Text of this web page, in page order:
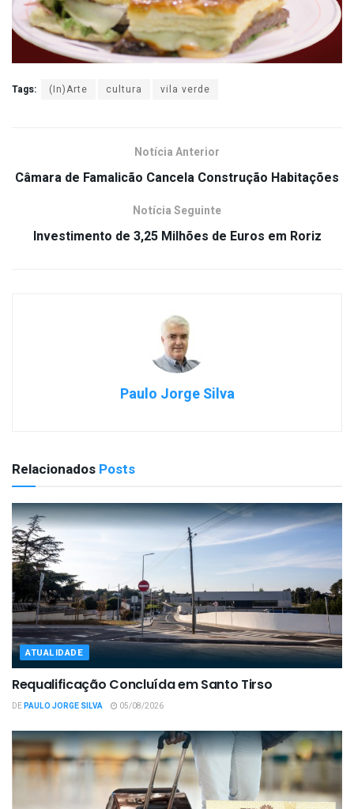
Tags: (In)Arte cultura vila verde
Notícia Anterior
Câmara de Famalicão Cancela Construção Habitações
Notícia Seguinte
Investimento de 3,25 Milhões de Euros em Roriz
Paulo Jorge Silva
Relacionados Posts
ATUALIDADE
Requalificação Concluída em Santo Tirso
DEPAULO JORGE SILVA 05/08/2026